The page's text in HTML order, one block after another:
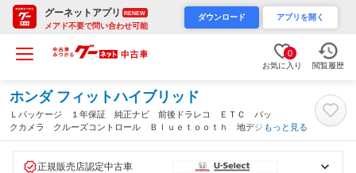
グーネットアプリ RENEW
メアド不要で問い合わせ可能
ダウンロード アプリを開く
0
お気に入り 閲覧履歴
ホンダ フィットハイブリッド
Ｌパッケージ １年保証 純正ナビ 前後ドラレコ ＥＴＣ バッ
クカメラ クルーズコントロール Ｂｌｕｅｔｏｏｔｈ 地デジ
ＣＤ／ＤＶＤ ＵＳＢ ＬＥＤヘッドライト オートライト 横滑
もっと見る
正規販売店認定中古車